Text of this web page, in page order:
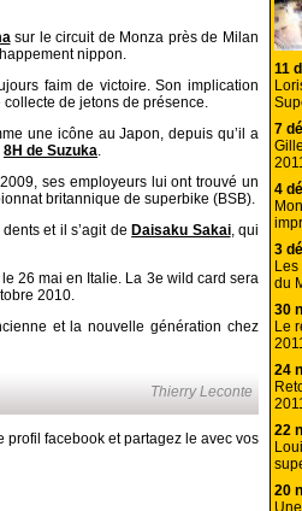
sur le circuit de Monza près de Milan
nippon.
faim de victoire. Son implication
de jetons de présence.
une icône au Japon, depuis qu’il a
8H de Suzuka.
ses employeurs lui ont trouvé un
britannique de superbike (BSB).
et il s’agit de Daisaku Sakai, qui
26 mai en Italie. La 3e wild card sera
2010.
et la nouvelle génération chez
Thierry Leconte
profil facebook et partagez le avec vos
11
7
4
3
du
30
Le
24
22
20